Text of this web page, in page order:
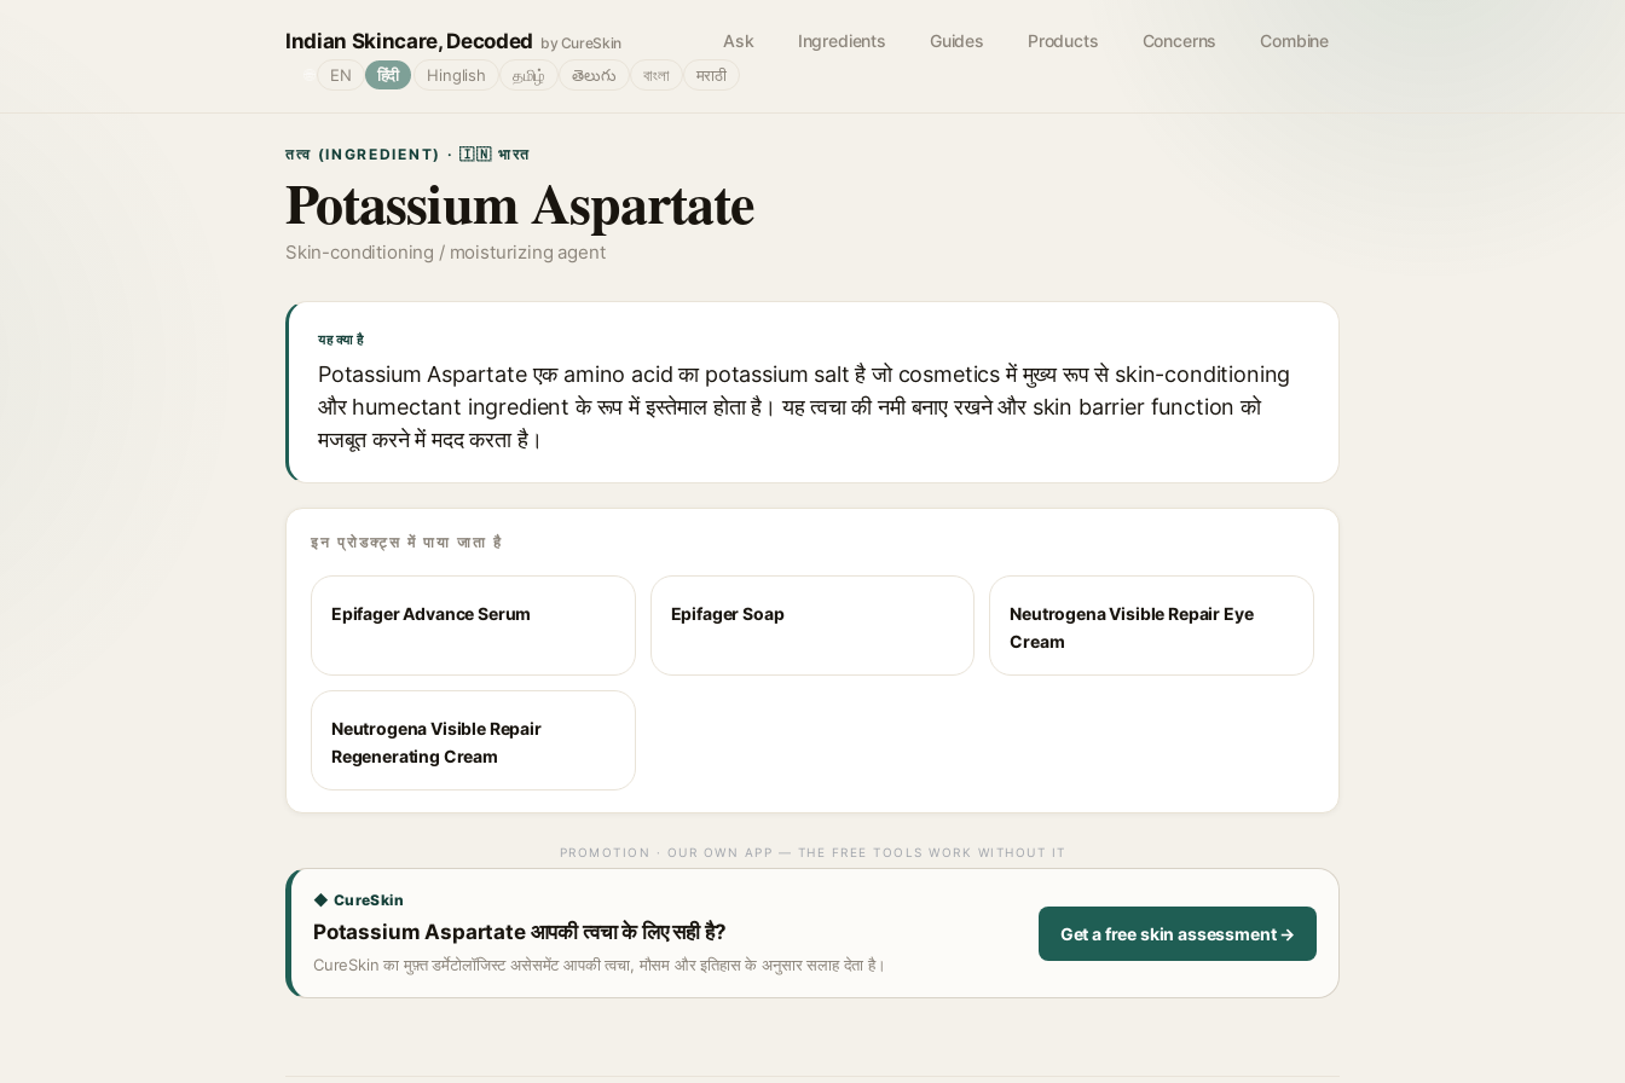
Indian Skincare, Decoded by CureSkin Ask Ingredients Guides Products Concerns Combine
EN हिंदी Hinglish தமிழ் తెలుగు বাংলা मराठी
तत्व (INGREDIENT) · 🇮🇳 भारत
Potassium Aspartate
Skin-conditioning / moisturizing agent
यह क्या है
Potassium Aspartate एक amino acid का potassium salt है जो cosmetics में मुख्य रूप से skin-conditioning
और humectant ingredient के रूप में इस्तेमाल होता है। यह त्वचा की नमी बनाए रखने और skin barrier function को
मजबूत करने में मदद करता है।
इन प्रोडक्ट्स में पाया जाता है
Epifager Advance Serum Epifager Soap
Neutrogena Visible Repair Eye
Cream
Neutrogena Visible Repair
Regenerating Cream
PROMOTION · OUR OWN APP — THE FREE TOOLS WORK WITHOUT IT
◆ CureSkin
Potassium Aspartate आपकी त्वचा के लिए सही है?
CureSkin का मुफ़्त डर्मेटोलॉजिस्ट असेसमेंट आपकी त्वचा, मौसम और इतिहास के अनुसार सलाह देता है।
Get a free skin assessment →